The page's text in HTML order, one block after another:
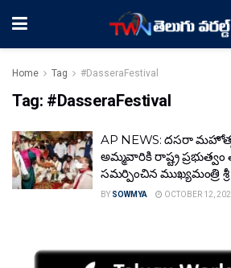
Home Tag #DasseraFestival
Tag: #DasseraFestival
AP NEWS: దసరా
అమ్మవారికి రాష్ట్ర ప్రభుత్వం
సమర్పించిన ముఖ్యమంత్రి
BY SOWMYA OCTOBER 12,